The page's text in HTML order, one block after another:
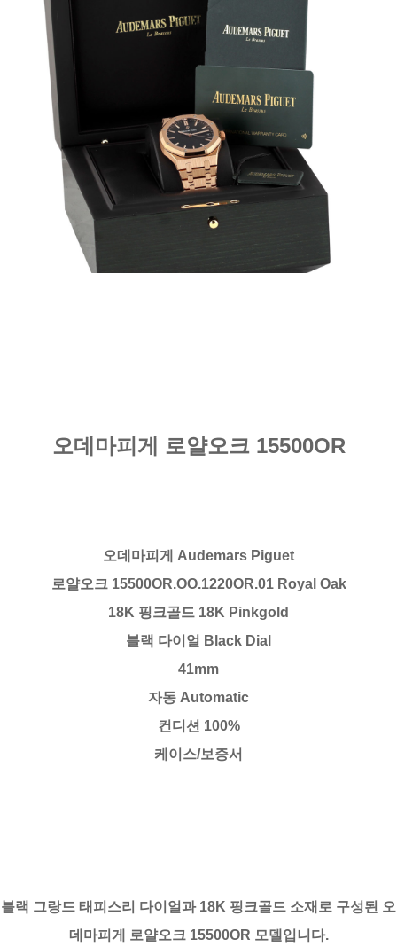
오데마피게 로얄오크 15500OR
오데마피게 Audemars Piguet
로얄오크 15500OR.OO.1220OR.01 Royal Oak
18K 핑크골드 18K Pinkgold
블랙 다이얼 Black Dial
41mm
자동 Automatic
컨디션 100%
케이스/보증서
블랙 그랑드 태피스리 다이얼과 18K 핑크골드 소재로 구성된 오
데마피게 로얄오크 15500OR 모델입니다.